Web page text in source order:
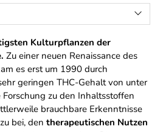
Kulturpflanzen der
Zu einer neuen Renaissance des
es erst um 1990 durch
geringen THC-Gehalt von unter
zu den Inhaltsstoffen
brauchbare Erkenntnisse
bei, dentherapeutischen Nutzen